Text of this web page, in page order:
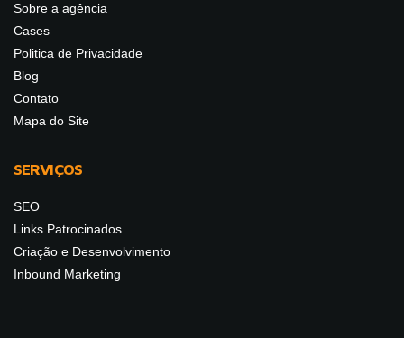
Sobre a agência
Cases
Politica de Privacidade
Blog
Contato
Mapa do Site
SERVIÇOS
SEO
Links Patrocinados
Criação e Desenvolvimento
Inbound Marketing